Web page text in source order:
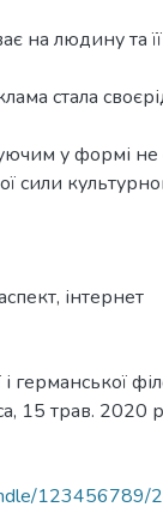
на людину та
стала
у формі не
сили
, інтернет
і германської
15 трав.
123456789/